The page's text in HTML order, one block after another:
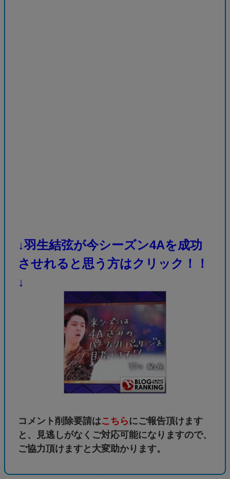
↓羽生結弦が今シーズン4Aを成功
させれると思う方はクリック！！
↓
コメント削除要請はこちら にご報告頂けます
と、見逃しがなくご対応可能になりますので、
ご協力頂けますと大変助かります。